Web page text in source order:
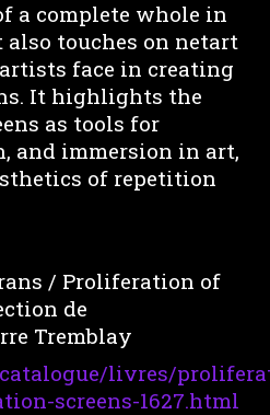
a complete whole in
touches on netart
face in creating
It highlights the
as tools for
and immersion in art,
of repetition
/ Proliferation of
de
Tremblay
livres/
screens-1627.html